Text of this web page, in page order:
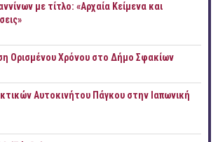
με τίτλο: «Αρχαία Κείμενα και
Ορισμένου Χρόνου στο Δήμο Σφακίων
Αυτοκινήτου Πάγκου στην Ιαπωνική